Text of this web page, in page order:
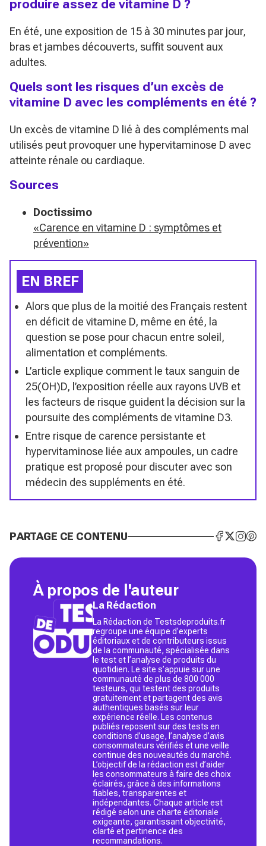
produire assez de vitamine D ?
En été, une exposition de 15 à 30 minutes par jour,
bras et jambes découverts, suffit souvent aux
adultes.
Quels sont les risques d’un excès de
vitamine D avec les compléments en été ?
Un excès de vitamine D lié à des compléments mal
utilisés peut provoquer une hypervitaminose D avec
atteinte rénale ou cardiaque.
Sources
Doctissimo
«Carence en vitamine D : symptômes et
prévention»
EN BREF
Alors que plus de la moitié des Français restent
en déficit de vitamine D, même en été, la
question se pose pour chacun entre soleil,
alimentation et compléments.
L’article explique comment le taux sanguin de
25(OH)D, l’exposition réelle aux rayons UVB et
les facteurs de risque guident la décision sur la
poursuite des compléments de vitamine D3.
Entre risque de carence persistante et
hypervitaminose liée aux ampoules, un cadre
pratique est proposé pour discuter avec son
médecin des suppléments en été.
PARTAGE CE CONTENU
À propos de l'auteur
La Rédaction
La Rédaction de Testsdeproduits.fr
regroupe une équipe d’experts
éditoriaux et de contributeurs issus
de la communauté, spécialisée dans
le test et l’analyse de produits du
quotidien. Le site s’appuie sur une
communauté de plus de 800 000
testeurs, qui testent des produits
gratuitement et partagent des avis
authentiques basés sur leur
expérience réelle. Les contenus
publiés reposent sur des tests en
conditions d’usage, l’analyse d’avis
consommateurs vérifiés et une veille
continue des nouveautés du marché.
L’objectif de la rédaction est d’aider
les consommateurs à faire des choix
éclairés, grâce à des informations
fiables, transparentes et
indépendantes. Chaque article est
rédigé selon une charte éditoriale
exigeante, garantissant objectivité,
clarté et pertinence des
recommandations.